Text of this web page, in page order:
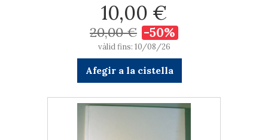
10,00 €
20,00 € -50%
vàlid fins: 10/08/26
Afegir a la cistella